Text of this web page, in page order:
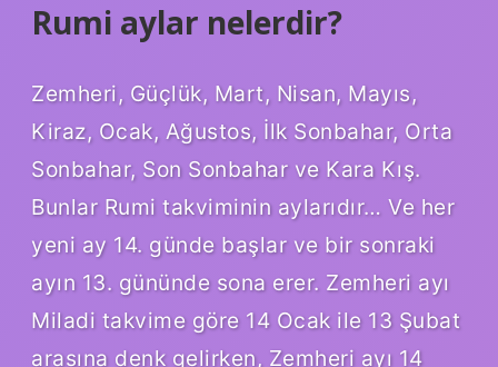
Rumi aylar nelerdir?
Zemheri, Güçlük, Mart, Nisan, Mayıs,
Kiraz, Ocak, Ağustos, İlk Sonbahar, Orta
Sonbahar, Son Sonbahar ve Kara Kış.
Bunlar Rumi takviminin aylarıdır… Ve her
yeni ay 14. günde başlar ve bir sonraki
ayın 13. gününde sona erer. Zemheri ayı
Miladi takvime göre 14 Ocak ile 13 Şubat
arasına denk gelirken, Zemheri ayı 14